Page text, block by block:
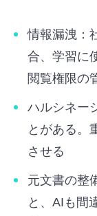
情報漏洩：
合、学習に
閲覧権限の
ハルシネー
とがある。
させる
元文書の整
と、AIも間